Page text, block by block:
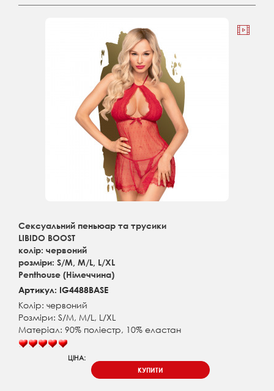
Сексуальний пеньюар та трусики
LIBIDO BOOST
колір: червоний
розміри: S/M, M/L, L/XL
Penthouse (Німеччина)
Артикул: IG4488BASE
Колір: червоний
Розміри: S/M, M/L, L/XL
Матеріал: 90% поліестр, 10% еластан
ЦІНА:
КУПИТИ